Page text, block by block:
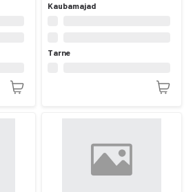
Kaubamajad
Tarne